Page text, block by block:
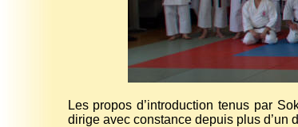
Les propos d’introduction tenus par
dirige avec constance depuis plus d’un